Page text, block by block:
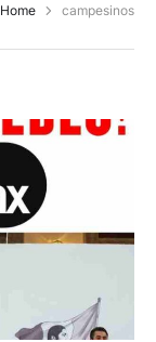
Home campesinos